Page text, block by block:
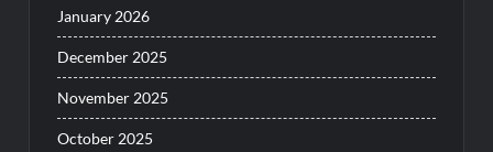
January 2026
December 2025
November 2025
October 2025